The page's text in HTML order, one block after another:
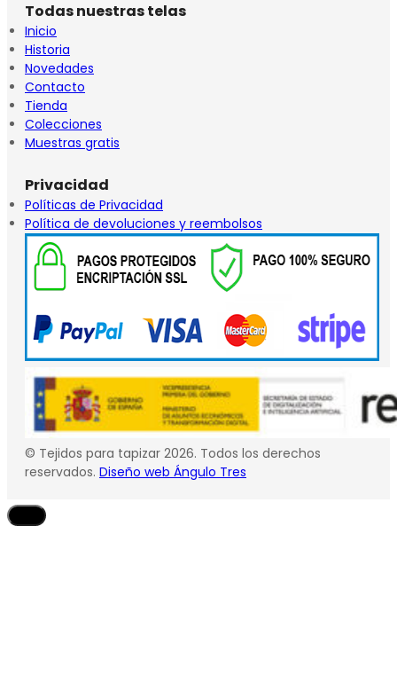
Todas nuestras telas
Inicio
Historia
Novedades
Contacto
Tienda
Colecciones
Muestras gratis
Privacidad
Políticas de Privacidad
Política de devoluciones y reembolsos
© Tejidos para tapizar 2026. Todos los derechos
reservados. Diseño web Ángulo Tres